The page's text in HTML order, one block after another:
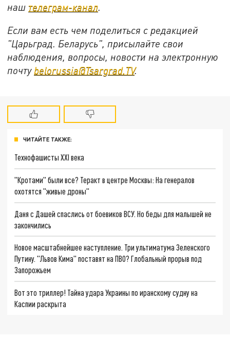
наш телеграм-канал.
Если вам есть чем поделиться с редакцией
"Царьград. Беларусь", присылайте свои
наблюдения, вопросы, новости на электронную
почту belorussia@Tsargrad.TV.
ЧИТАЙТЕ ТАКЖЕ:
Технофашисты XXI века
"Кротами" были все? Теракт в центре Москвы: На генералов
охотятся "живые дроны"
Даня с Дашей спаслись от боевиков ВСУ. Но беды для малышей не
закончились
Новое масштабнейшее наступление. Три ультиматума Зеленского
Путину. "Львов Кима" поставят на ПВО? Глобальный прорыв под
Запорожьем
Вот это триллер! Тайна удара Украины по иранскому судну на
Каспии раскрыта